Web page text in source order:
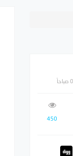
450